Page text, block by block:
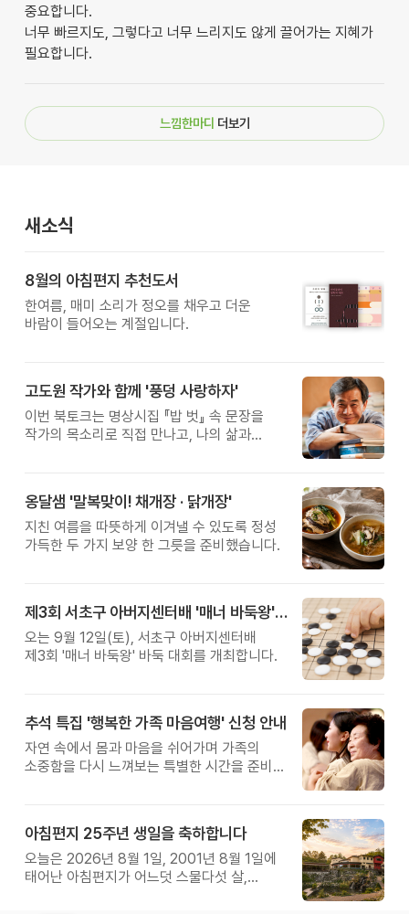
중요합니다.
너무 빠르지도, 그렇다고 너무 느리지도 않게 끌어가는 지혜가
필요합니다.
느낌한마디 더보기
새소식
8월의 아침편지 추천도서
한여름, 매미 소리가 정오를 채우고 더운
바람이 들어오는 계절입니다.
고도원 작가와 함께 '풍덩 사랑하자'
이번 북토크는 명상시집 『밥 벗』 속 문장을
작가의 목소리로 직접 만나고, 나의 삶과
옹달샘 '말복맞이! 채개장 · 닭개장'
지친 여름을 따뜻하게 이겨낼 수 있도록 정성
가득한 두 가지 보양 한 그릇을 준비했습니다.
제3회 서초구 아버지센터배 '매너 바둑왕' 대회
오는 9월 12일(토), 서초구 아버지센터배
제3회 '매너 바둑왕' 바둑 대회를 개최합니다.
추석 특집 '행복한 가족 마음여행' 신청 안내
자연 속에서 몸과 마음을 쉬어가며 가족의
소중함을 다시 느껴보는 특별한 시간을 준비해
아침편지 25주년 생일을 축하합니다
오늘은 2026년 8월 1일, 2001년 8월 1일에
태어난 아침편지가 어느덧 스물다섯 살,